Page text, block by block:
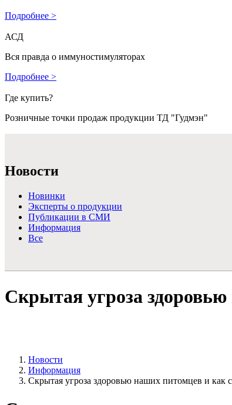
Подробнее >
АСД
Вся правда о иммуностимуляторах
Подробнее >
Где купить?
Розничные точки продаж продукции ТД "Гудмэн"
Новости
Новинки
Эксперты о продукции
Публикации в СМИ
Информация
Все
Скрытая угроза
Новости
Информация
Скрытая угроза здоровью наших питомцев и как